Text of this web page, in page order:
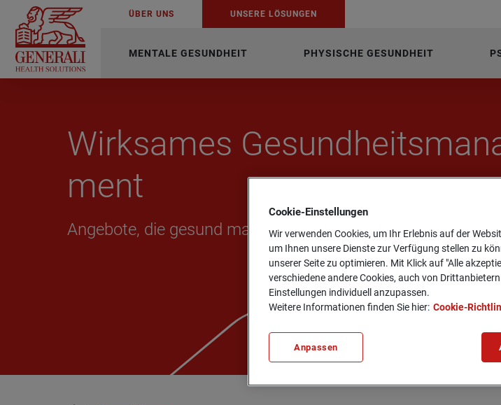
ÜBER UNS UN­SE­RE LÖ­SUN­GEN
MENTALE GESUNDHEIT PHYSISCHE GESUNDHEIT
Wirk­sa­mes
ment
An­ge­bo­te, die ge­sund ma­chen.
Cookie-­Einstellungen
Wir verwenden Cookies, um Ihr Erlebnis auf der
um Ihnen unsere Dienste zur Verfügung stellen zu
unserer Seite zu optimieren. Mit Klick auf "Alle
verschiedene andere Cookies, auch von
Einstellungen individuell anzupassen.
Weitere Informationen finden Sie hier: Cookie-
Anpassen